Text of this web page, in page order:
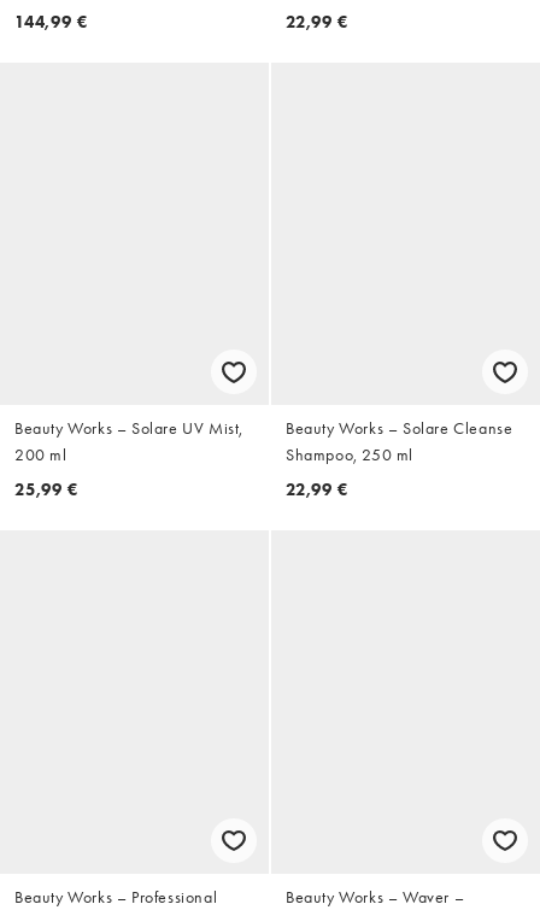
144,99 €
250 ml
22,99 €
Beauty Works – Solare UV Mist,
200 ml
25,99 €
Beauty Works – Solare Cleanse
Shampoo, 250 ml
22,99 €
Beauty Works – Professional
Beauty Works – Waver –